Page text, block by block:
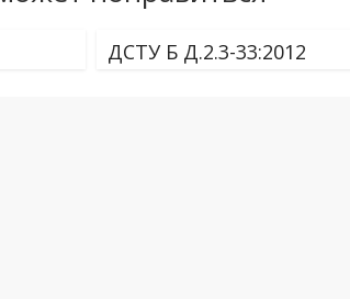
ДСТУ Б Д.2.3-33:2012